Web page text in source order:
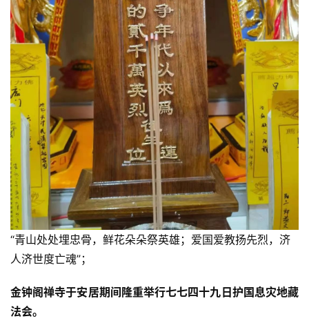
“青山处处埋忠骨，鲜花朵朵祭英雄；爱国爱教扬先烈，济
人济世度亡魂”；
金钟阁禅寺于安居期间隆重举行七七四十九日护国息灾地藏
法会。